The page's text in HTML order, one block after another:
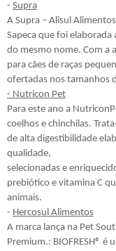
- Supra
A Supra – Alisul
Sapeca que foi
do mesmo nome. Com a
para cães de raças
ofertadas nos tamanhos
- Nutricon Pet
Para este ano a
coelhos e chinchilas.
de alta digestibilidade
qualidade,
selecionadas e
prebiótico e vitamina C
animais.
- Hercosul Alimentos
A marca lança na Pet
Premium.: BIOFRESH®